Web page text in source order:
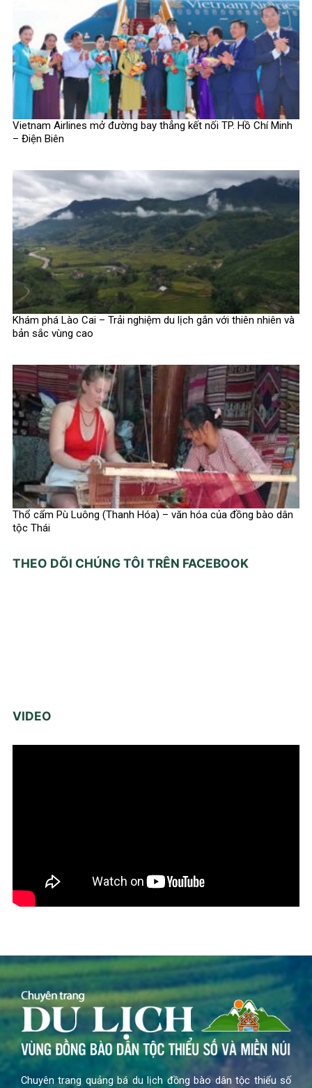
Vietnam Airlines mở đường bay thẳng kết nối TP. Hồ Chí Minh
– Điện Biên
Khám phá Lào Cai – Trải nghiệm du lịch gắn với thiên nhiên và
bản sắc vùng cao
Thổ cẩm Pù Luông (Thanh Hóa) – văn hóa của đồng bào dân
tộc Thái
THEO DÕI CHÚNG TÔI TRÊN FACEBOOK
VIDEO
Chuyên trang quảng bá du lịch đồng bào dân tộc thiểu số